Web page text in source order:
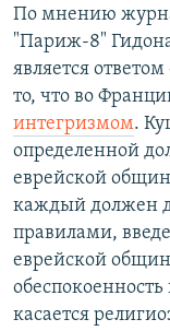
По мнению
"Париж-8"
является
то, что во
интегризмом.
определенной
еврейской
каждый должен
правилами,
еврейской
касается